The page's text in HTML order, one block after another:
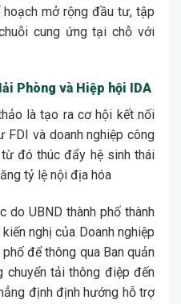
mở rộng đầu tư, tập
cung ứng tại chỗ với
Phòng và Hiệp hội IDA
là tạo ra cơ hội kết nối
và doanh nghiệp công
đó thúc đẩy hệ sinh thái
tỷ lệ nội địa hóa
do UBND thành phố thành
nghị của Doanh nghiệp
để thông qua Ban quản
chuyển tải thông điệp đến
định định hướng hỗ trợ